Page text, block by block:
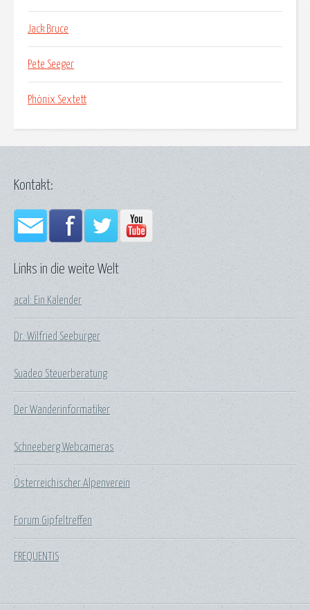
Jack Bruce
Pete Seeger
Phönix Sextett
Links in die weite Welt
acal: Ein Kalender
Dr. Wilfried Seeburger
Suadeo Steuerberatung
Der Wanderinformatiker
Schneeberg Webcameras
Österreichischer Alpenverein
Forum Gipfeltreffen
FREQUENTIS
Kontakt: